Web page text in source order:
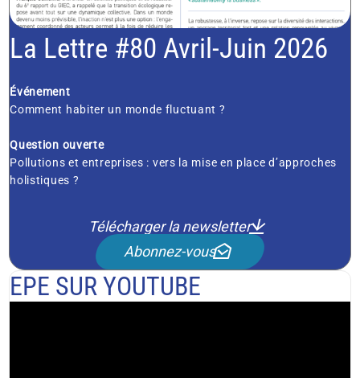
La Lettre #80 Avril-Juin 2026
Événement
Comment habiter un monde fluctuant ?
Question ouverte
Pollutions et entreprises : vers la mise en place d’approches
holistiques ?
Télécharger la newsletter
Abonnez-vous
EPE SUR YOUTUBE